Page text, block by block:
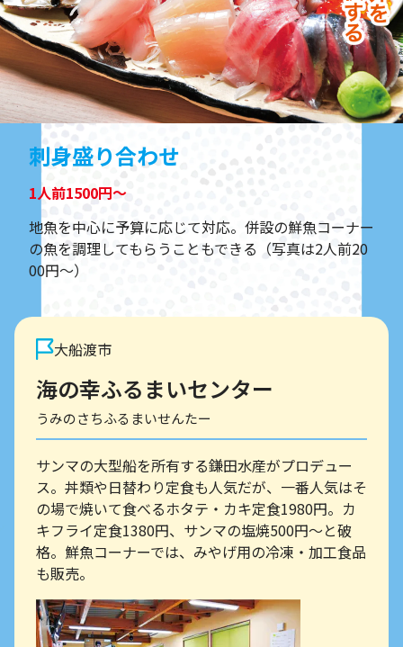
刺身盛り合わせ
1人前1500円～
地魚を中心に予算に応じて対応。併設の鮮魚コーナー
の魚を調理してもらうこともできる（写真は2人前20
00円～）
大船渡市
海の幸ふるまいセンター
うみのさちふるまいせんたー
サンマの大型船を所有する鎌田水産がプロデュー
ス。丼類や日替わり定食も人気だが、一番人気はそ
の場で焼いて食べるホタテ・カキ定食1980円。カ
キフライ定食1380円、サンマの塩焼500円〜と破
格。鮮魚コーナーでは、みやげ用の冷凍・加工食品
も販売。